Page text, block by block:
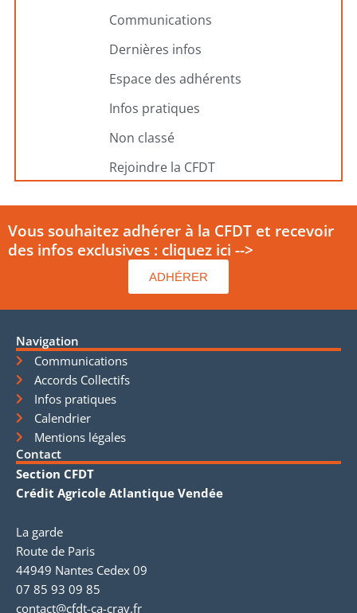
Communications
Dernières infos
Espace des adhérents
Infos pratiques
Non classé
Rejoindre la CFDT
Vous souhaitez adhérer à la CFDT et recevoir
des infos exclusives : cliquez ici -->
ADHÉRER
Navigation
Communications
Accords Collectifs
Infos pratiques
Calendrier
Mentions légales
Contact
Section CFDT
Crédit Agricole Atlantique Vendée
La garde
Route de Paris
44949 Nantes Cedex 09
07 85 93 09 85
contact@cfdt-ca-crav.fr